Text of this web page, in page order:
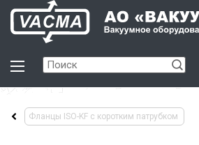
Фланцы ISO-KF с коротким патрубком